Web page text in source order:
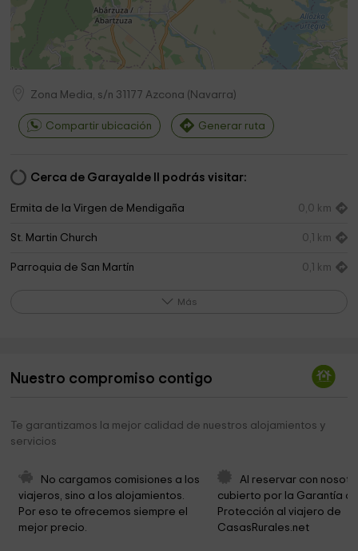
Zona Media, s/n 31177 Azcona ( Navarra)
Compartir ubicación Generar ruta
Cerca de Garayalde II podrás visitar:
Ermita de la Virgen de Mendigaña 0,0 km
St. Martin Church 0,1 km
Parroquia de San Martín 0,1 km
Ermita de la Virgen de la O 1,7 km
Ayuntamiento de Abarzuza
Parroquia de Santa María
Iglesia Abarzuza
Ermita de San Cristóbal 3,4 km
Más
Nuestro compromiso contigo
Te garantizamos la mejor calidad de nuestros alojamientos y
servicios
No cargamos comisiones a los
viajeros, sino a los alojamientos.
Por eso te ofrecemos siempre el
mejor precio.
Al reservar con
cubierto por la Garantía
Protección al viajero de
CasasRurales.net